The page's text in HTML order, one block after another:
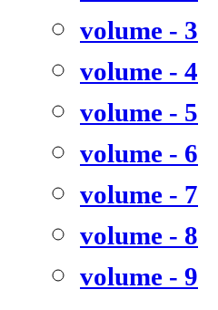
volume - 3
volume - 4
volume - 5
volume - 6
volume - 7
volume - 8
volume - 9